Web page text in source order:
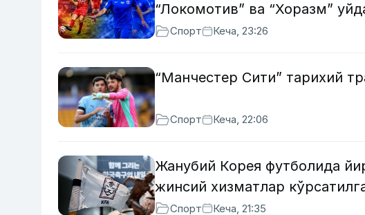
“Локомотив” ва “Хоразм”
Спорт Кеча, 23:26
“Манчестер Сити” тарихий
Спорт Кеча, 22:06
Жанубий Корея футболида
жинсий хизматлар
Спорт Кеча, 21:35